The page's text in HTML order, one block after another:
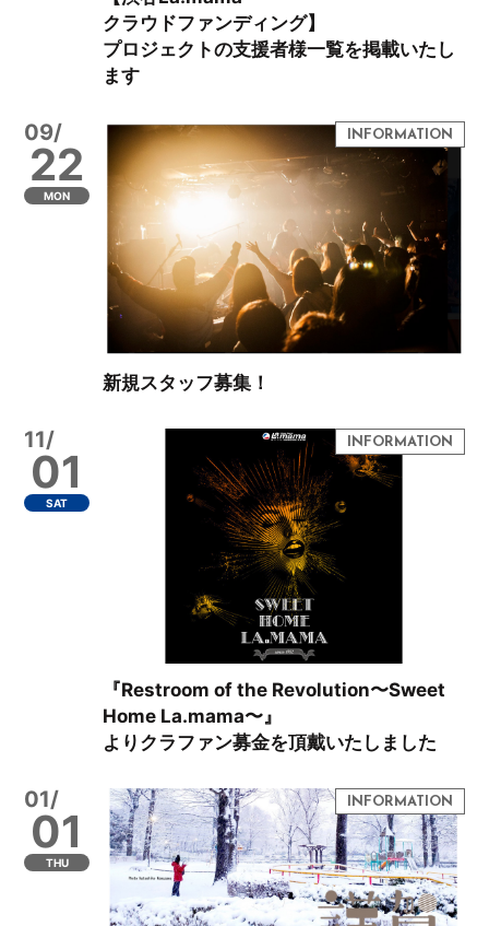
クラウドファンディング】
プロジェクトの支援者様一覧を掲載いたし
ます
09/
22
MON
新規スタッフ募集！
11/
01
SAT
『Restroom of the Revolution〜Sweet
Home La.mama〜』
よりクラファン募金を頂戴いたしました
01/
01
THU